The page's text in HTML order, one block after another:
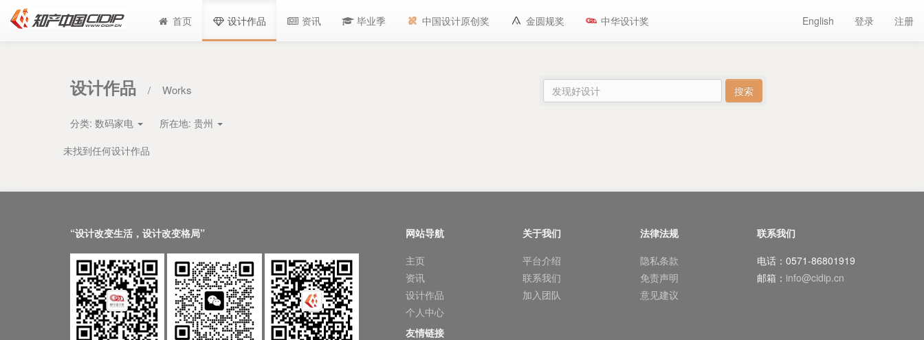
首页 设计作品 资讯 毕业季 中国设计原创奖 金圆规奖 中华设计奖 English 登录 注册
设计作品 / Works
分类: 数码家电 所在地: 贵州
未找到任何设计作品
“设计改变生活，设计改变格局”
网站导航
主页
资讯
设计作品
个人中心
关于我们
平台介绍
联系我们
加入团队
法律法规
隐私条款
免责声明
意见建议
联系我们
电话：0571-86801919
邮箱： info@cidip.cn
友情链接